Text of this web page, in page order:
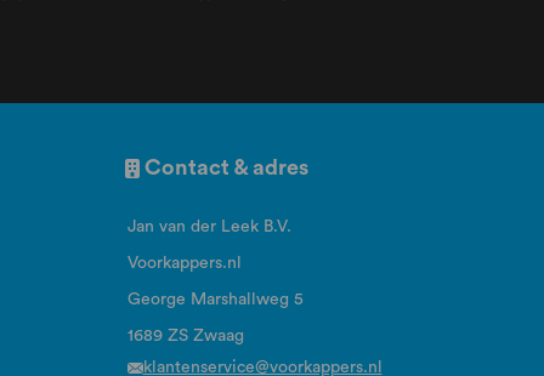
Contact & adres
Jan van der Leek B.V.
Voorkappers.nl
George Marshallweg 5
1689 ZS Zwaag
klantenservice@voorkappers.nl